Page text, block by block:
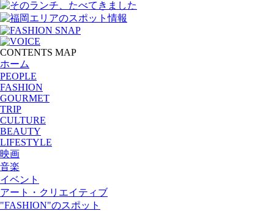
CONTENTS MAP
ホーム
PEOPLE
FASHION
GOURMET
TRIP
CULTURE
BEAUTY
LIFESTYLE
映画
音楽
イベント
アート・クリエイティブ
"FASHION"のスポット